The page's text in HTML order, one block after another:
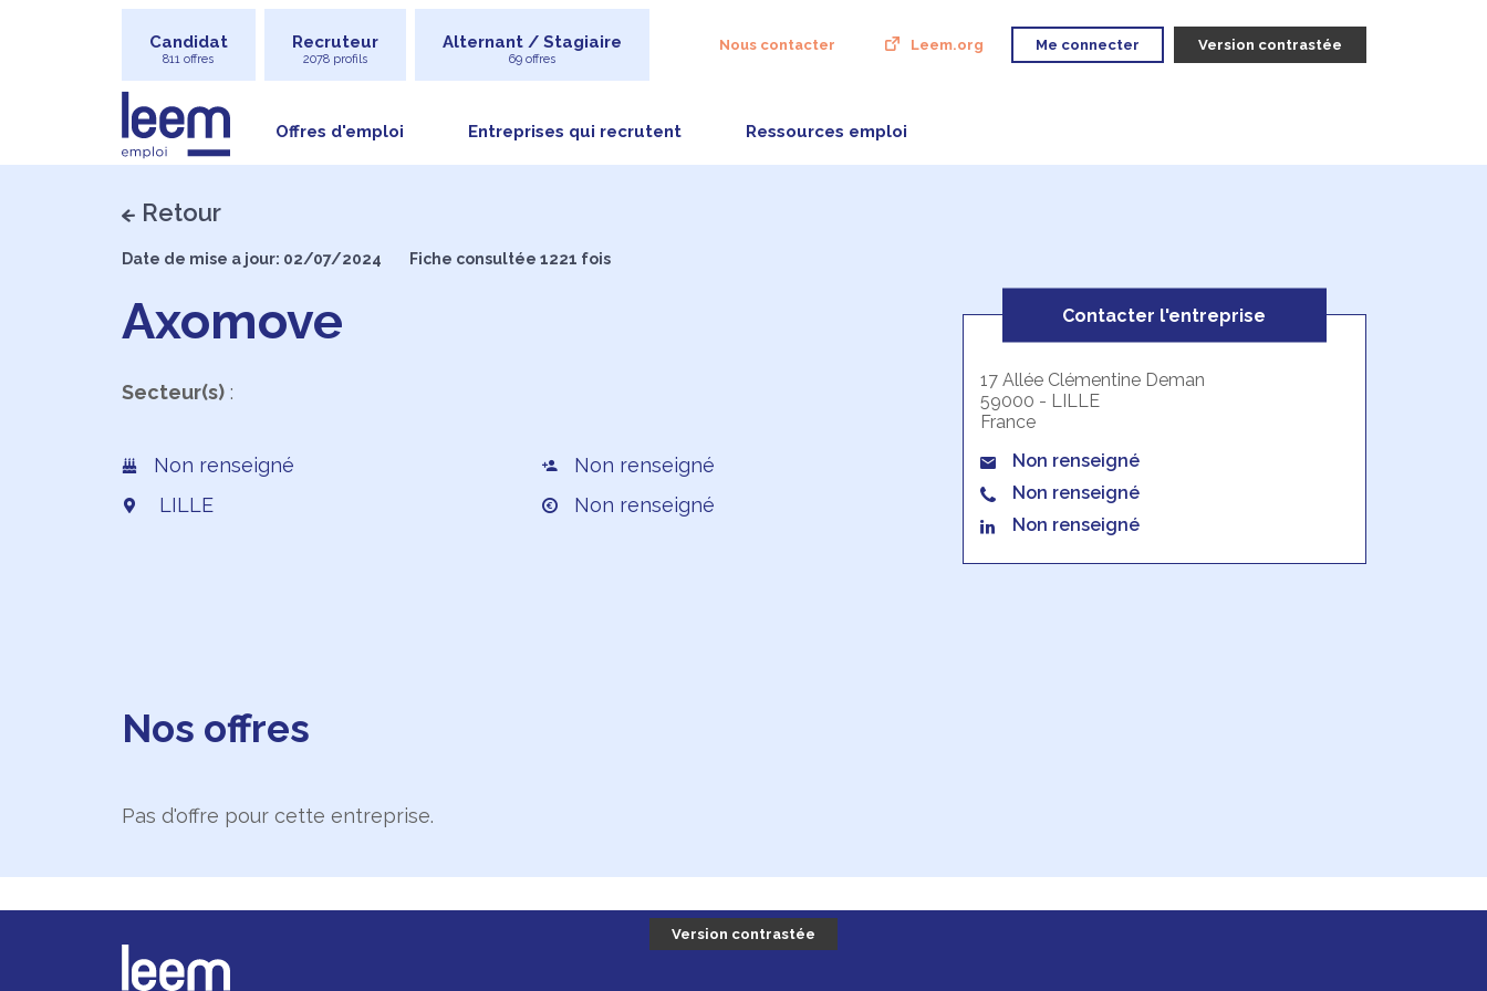
Candidat
811 offres
Recruteur
2078 profils
Alternant / Stagiaire
69 offres
Nous contacter Leem.org Me connecter Version contrastée
Offres d'emploi Entreprises qui recrutent Ressources emploi
Retour
Date de mise a jour: 02/07/2024 Fiche consultée 1221 fois
Axomove
Secteur(s):
Non renseigné
LILLE
Non renseigné
Non renseigné
Contacter l'entreprise
17 Allée Clémentine Deman
59000 - LILLE
France
Non renseigné
Non renseigné
Non renseigné
Nos offres
Pas d'offre pour cette entreprise.
Version contrastée